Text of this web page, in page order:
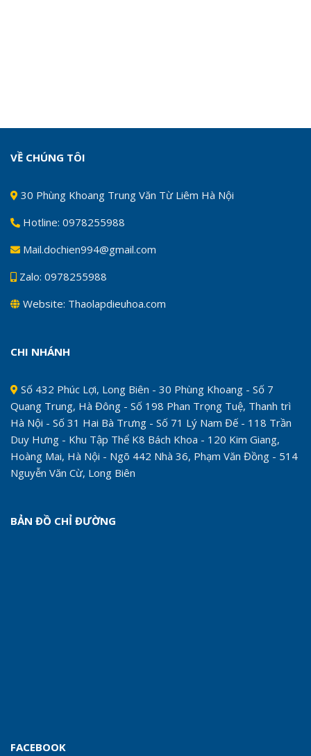
VỀ CHÚNG TÔI
30 Phùng Khoang Trung Văn Từ Liêm Hà Nội
Hotline: 0978255988
Mail.dochien994@gmail.com
Zalo: 0978255988
Website: Thaolapdieuhoa.com
CHI NHÁNH
Số 432 Phúc Lợi, Long Biên - 30 Phùng Khoang - Số 7
Quang Trung, Hà Đông - Số 198 Phan Trọng Tuệ, Thanh trì
Hà Nội - Số 31 Hai Bà Trưng - Số 71 Lý Nam Đế - 118 Trần
Duy Hưng - Khu Tập Thể K8 Bách Khoa - 120 Kim Giang,
Hoàng Mai, Hà Nội - Ngõ 442 Nhà 36, Phạm Văn Đồng - 514
Nguyễn Văn Cừ, Long Biên
BẢN ĐỒ CHỈ ĐƯỜNG
FACEBOOK